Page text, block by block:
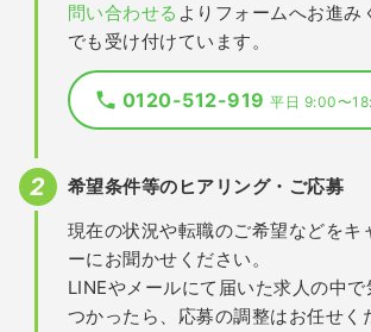
問い合わせる よりフォームへお進み
でも受け付けています。
0120-512-919平日 9:00〜
希望条件等のヒアリング・ご応募
現在の状況や転職のご希望などをキ
ーにお聞かせください。
LINEやメールにて届いた求人の中
つかったら、応募の調整はお任せく